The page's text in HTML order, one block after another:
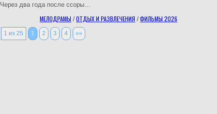
Через два года после ссоры…
МЕЛОДРАМЫ /ОТДЫХ И РАЗВЛЕЧЕНИЯ /ФИЛЬМЫ 2026
1 из 25 1 2 3 4 »»